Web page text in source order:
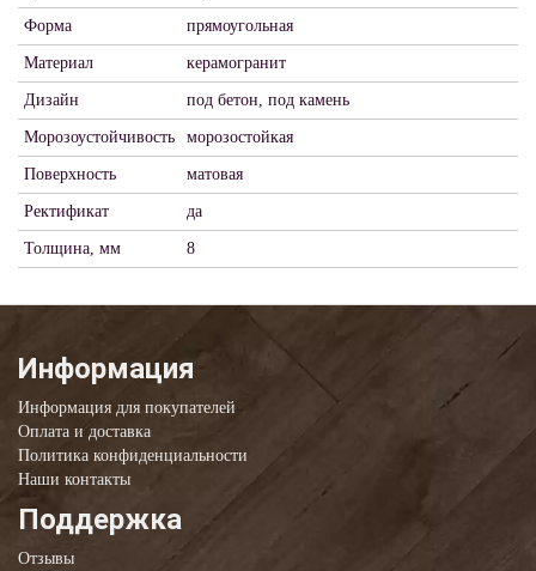
Форма прямоугольная
Материал керамогранит
Дизайн под бетон, под камень
Морозоустойчивость морозостойкая
Поверхность матовая
Ректификат да
Толщина, мм 8
Информация
Информация для покупателей
Оплата и доставка
Политика конфиденциальности
Наши контакты
Поддержка
Отзывы